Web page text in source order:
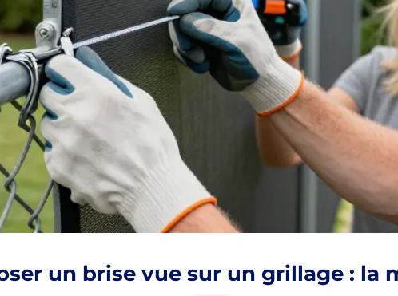
un brise vue sur un grillage : la